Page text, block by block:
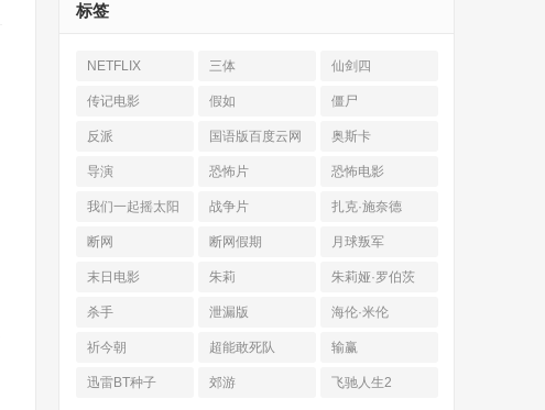
标签
NETFLIX 三体 仙剑四
传记电影 假如 僵尸
反派
国语版百度云网
盘
奥斯卡
导演 恐怖片 恐怖电影
我们一起摇太阳 战争片 扎克·施奈德
断网 断网假期 月球叛军
末日电影 朱莉 朱莉娅·罗伯茨
杀手 泄漏版 海伦·米伦
祈今朝 超能敢死队 输赢
迅雷BT种子 郊游 飞驰人生2